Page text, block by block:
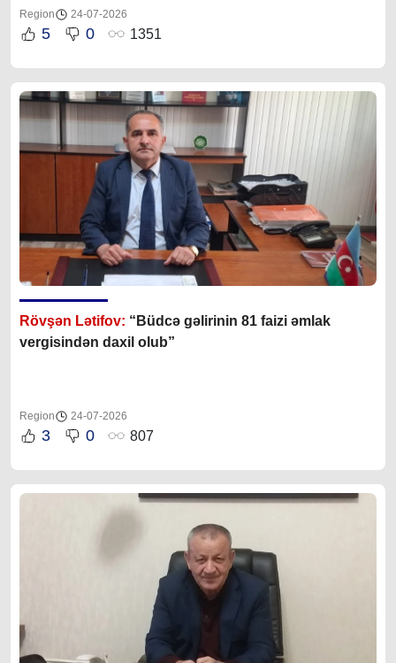
Region 24-07-2026
5 0 1351
Rövşən Lətifov: “Büdcə gəlirinin 81 faizi əmlak
vergisindən daxil olub”
Region 24-07-2026
3 0 807